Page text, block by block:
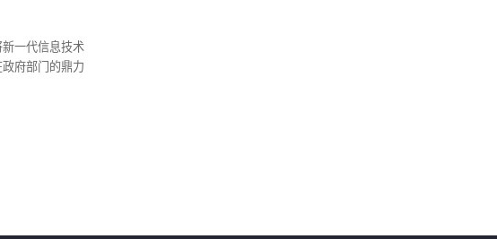
一代信息技术
府部门的鼎力